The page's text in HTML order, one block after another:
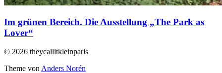
Im grünen Bereich. Die Ausstellung „The Park as
Lover“
© 2026 theycallitkleinparis
Theme vonAnders Norén